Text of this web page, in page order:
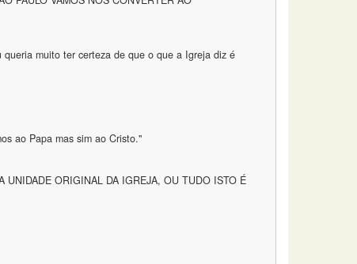
muito ter certeza de que o que a Igreja diz é
ao Papa mas sim ao Cristo."
UNIDADE ORIGINAL DA IGREJA, OU TUDO ISTO É